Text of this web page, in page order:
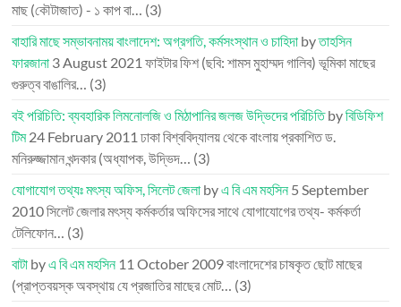
মাছ (কৌটাজাত) - ১ কাপ বা… (3)
বাহারি মাছে সম্ভাবনাময় বাংলাদেশ: অগ্রগতি, কর্মসংস্থান ও চাহিদা byতাহসিন
ফারজানা 3 August 2021 ফাইটার ফিশ (ছবি: শামস মুহাম্মদ গালিব) ভূমিকা মাছের
গুরুত্ব বাঙালির… (3)
বই পরিচিতি: ব্যবহারিক লিমনোলজি ও মিঠাপানির জলজ উদ্ভিদের পরিচিতিbyবিডিফিশ
টিম24 February 2011 ঢাকা বিশ্ববিদ্যালয় থেকে বাংলায় প্রকাশিত ড.
মনিরুজ্জামান খন্দকার (অধ্যাপক, উদ্ভিদ… (3)
যোগাযোগ তথ্যঃ মৎস্য অফিস, সিলেট জেলা byএ বি এম মহসিন5 September
2010সিলেট জেলার মৎস্য কর্মকর্তার অফিসের সাথে যোগাযোগের তথ্য- কর্মকর্তা
টেলিফোন… (3)
বাটা byএ বি এম মহসিন 11 October 2009বাংলাদেশের চাষকৃত ছোট মাছের
(প্রাপ্তবয়স্ক অবস্থায় যে প্রজাতির মাছের মোট… (3)